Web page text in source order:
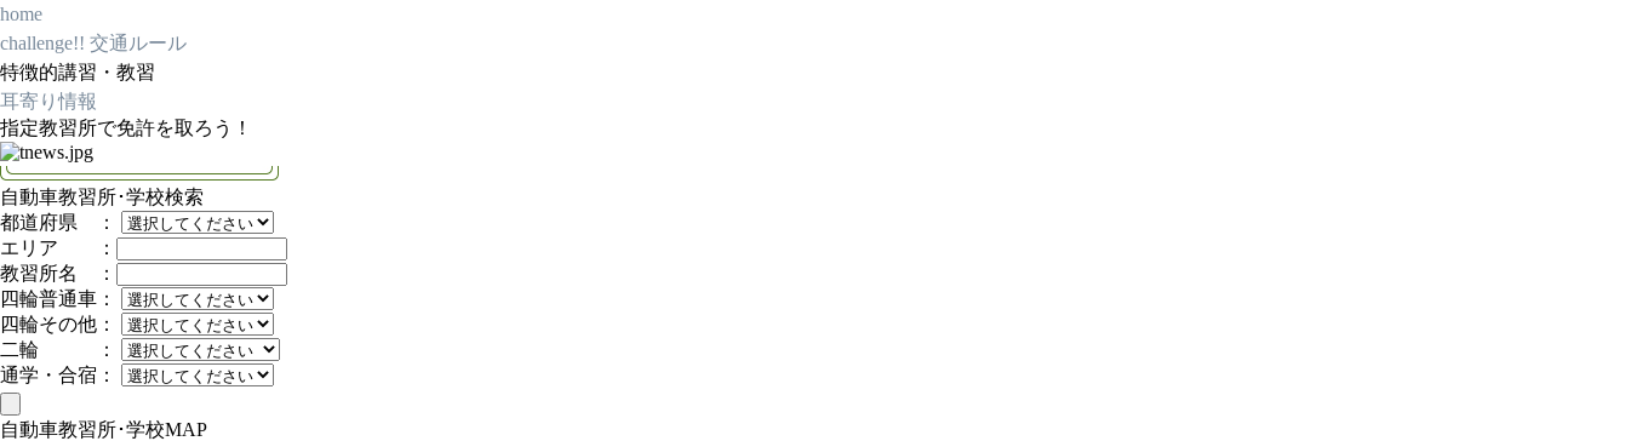
home
challenge!! 交通ルール
特徴的講習・教習
耳寄り情報
指定教習所で免許を取ろう！
自動車教習所･学校検索
都道府県 ：
エリア ：
教習所名 ：
四輪普通車：
四輪その他：
二輪 ：
通学・合宿：
自動車教習所･学校MAP